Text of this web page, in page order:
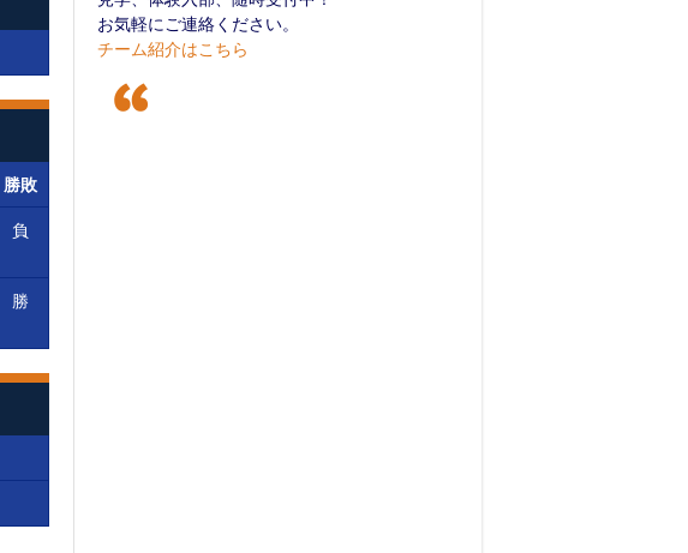
勝敗
負
勝
お気軽にご連絡ください。
チーム紹介はこちら